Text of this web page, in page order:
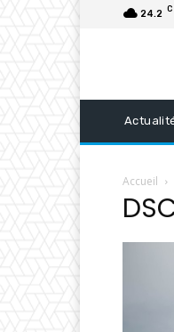
24.2 C
Accueil